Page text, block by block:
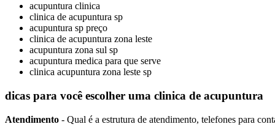
acupuntura clinica
clinica de acupuntura sp
acupuntura sp preço
clinica de acupuntura zona leste
acupuntura zona sul sp
acupuntura medica para que serve
clinica acupuntura zona leste sp
dicas para você escolher uma clinica de acupuntura
Atendimento - Qual é a estrutura de atendimento, telefones para